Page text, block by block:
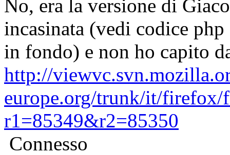
No, era la versione di
incasinata (vedi codice
in fondo) e non ho capito
http://
europe.org/trunk/it/firefox/
r1=85349&r2=85350
Connesso